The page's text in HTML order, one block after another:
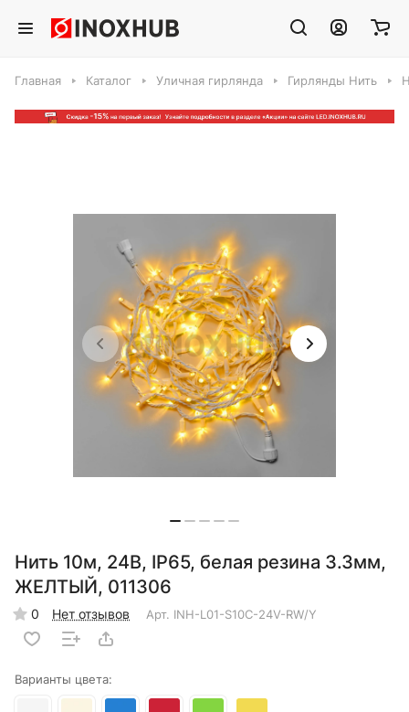
Главная Каталог Уличная гирлянда Гирлянды Нить
Нить 10м, 24В, IP65, белая резина 3.3мм,
ЖЕЛТЫЙ, 011306
0 Нет отзывов Арт. INH-L01-S10C-24V-RW/Y
Варианты цвета: